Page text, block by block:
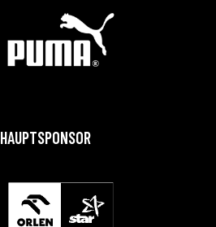
HAUPTSPONSOR